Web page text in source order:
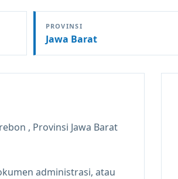
PROVINSI
Jawa Barat
, Provinsi Jawa Barat
administrasi, atau